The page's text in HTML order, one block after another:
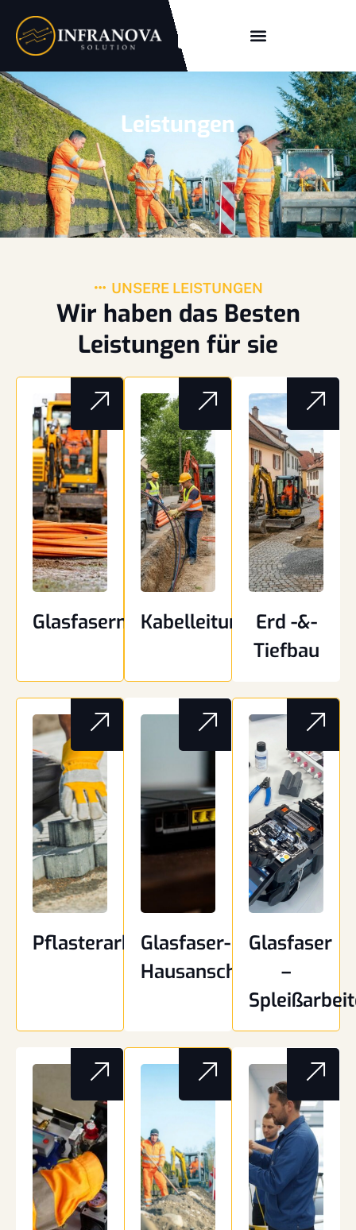
Leistungen
UNSERE LEISTUNGEN
Wir haben das Besten
Leistungen für sie
GlasfasermontageKabelleitungsbau
Erd -&-
Tiefbau
Pflasterarbeit​Glasfaser-
Hausanschlüsse
Glasfaser
–